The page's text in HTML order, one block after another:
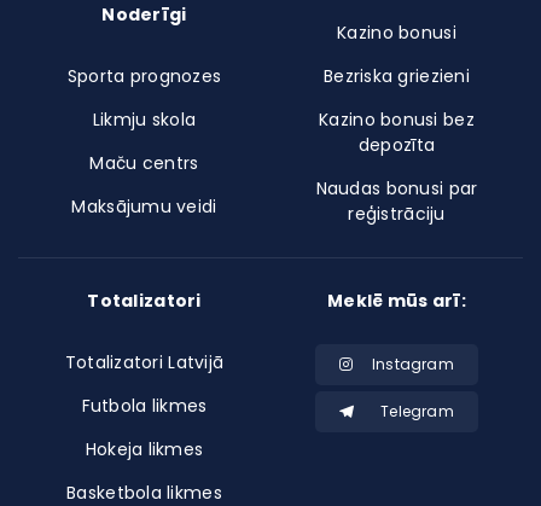
Noderīgi
Sporta prognozes
Likmju skola
Maču centrs
Maksājumu veidi
Kazino bonusi
Bezriska griezieni
Kazino bonusi bez
depozīta
Naudas bonusi par
reģistrāciju
Totalizatori
Totalizatori Latvijā
Futbola likmes
Hokeja likmes
Basketbola likmes
Meklē mūs arī:
Instagram
Telegram